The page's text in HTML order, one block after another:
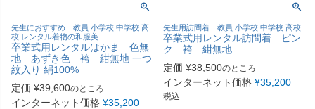
先生におすすめ 教員 小学校 中学校 高
校 レンタル着物の和服美
卒業式用レンタルはかま 色無
地 あずき色 袴 紺無地 一つ
紋入り 絹100%
定価 ¥39,600のところ
インターネット価格 ¥35,200
先生用訪問着 教員 小学校 中学校 高校
卒業式用レンタル訪問着 ピン
ク 袴 紺無地
定価 ¥38,500のところ
インターネット価格 ¥35,200
税込